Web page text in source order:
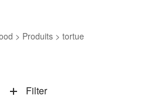
> Produits > tortue
Filter